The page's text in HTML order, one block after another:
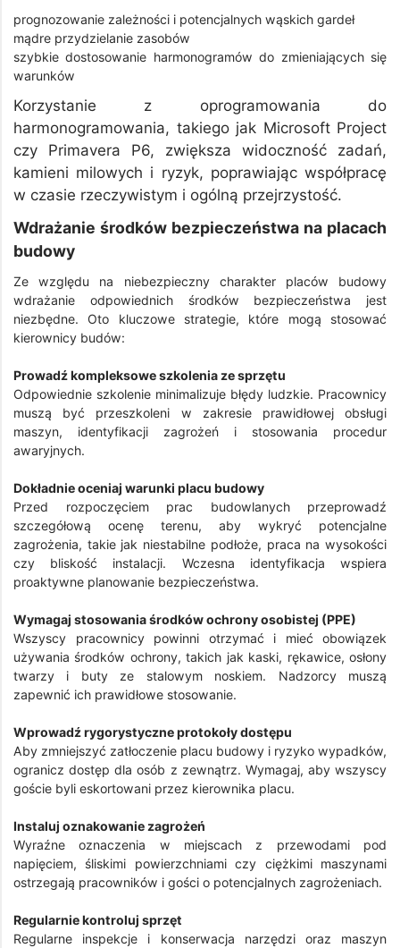
prognozowanie zależności i potencjalnych wąskich gardeł
mądre przydzielanie zasobów
szybkie dostosowanie harmonogramów do zmieniających się
warunków
Korzystanie z oprogramowania do
harmonogramowania, takiego jak Microsoft Project
czy Primavera P6, zwiększa widoczność zadań,
kamieni milowych i ryzyk, poprawiając współpracę
w czasie rzeczywistym i ogólną przejrzystość.
Wdrażanie środków bezpieczeństwa na placach
budowy
Ze względu na niebezpieczny charakter placów budowy
wdrażanie odpowiednich środków bezpieczeństwa jest
niezbędne. Oto kluczowe strategie, które mogą stosować
kierownicy budów:
Prowadź kompleksowe szkolenia ze sprzętu
Odpowiednie szkolenie minimalizuje błędy ludzkie. Pracownicy
muszą być przeszkoleni w zakresie prawidłowej obsługi
maszyn, identyfikacji zagrożeń i stosowania procedur
awaryjnych.
Dokładnie oceniaj warunki placu budowy
Przed rozpoczęciem prac budowlanych przeprowadź
szczegółową ocenę terenu, aby wykryć potencjalne
zagrożenia, takie jak niestabilne podłoże, praca na wysokości
czy bliskość instalacji. Wczesna identyfikacja wspiera
proaktywne planowanie bezpieczeństwa.
Wymagaj stosowania środków ochrony osobistej (PPE)
Wszyscy pracownicy powinni otrzymać i mieć obowiązek
używania środków ochrony, takich jak kaski, rękawice, osłony
twarzy i buty ze stalowym noskiem. Nadzorcy muszą
zapewnić ich prawidłowe stosowanie.
Wprowadź rygorystyczne protokoły dostępu
Aby zmniejszyć zatłoczenie placu budowy i ryzyko wypadków,
ogranicz dostęp dla osób z zewnątrz. Wymagaj, aby wszyscy
goście byli eskortowani przez kierownika placu.
Instaluj oznakowanie zagrożeń
Wyraźne oznaczenia w miejscach z przewodami pod
napięciem, śliskimi powierzchniami czy ciężkimi maszynami
ostrzegają pracowników i gości o potencjalnych zagrożeniach.
Regularnie kontroluj sprzęt
Regularne inspekcje i konserwacja narzędzi oraz maszyn